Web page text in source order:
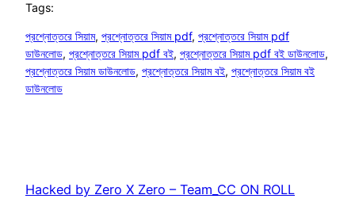
Tags:
প্রশ্নোত্তরে সিয়াম, প্রশ্নোত্তরে সিয়াম pdf, প্রশ্নোত্তরে সিয়াম pdf
ডাউনলোড, প্রশ্নোত্তরে সিয়াম pdf বই, প্রশ্নোত্তরে সিয়াম pdf বই ডাউনলোড
প্রশ্নোত্তরে সিয়াম ডাউনলোড, প্রশ্নোত্তরে সিয়াম বই, প্রশ্নোত্তরে সিয়াম বই
ডাউনলোড
Hacked by Zero X Zero – Team_CC ON ROLL